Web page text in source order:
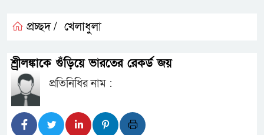
প্রচ্ছদ / খেলাধুলা
শ্র্রীলঙ্কাকে গুঁড়িয়ে ভারতের রেকর্ড জয়
প্রতিনিধির নাম :